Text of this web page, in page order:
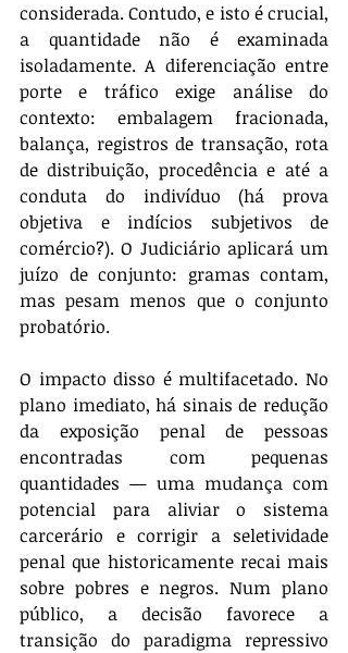
considerada. Contudo, e isto é crucial,
a quantidade não é examinada
isoladamente. A diferenciação entre
porte e tráfico exige análise do
contexto: embalagem fracionada,
balança, registros de transação, rota
de distribuição, procedência e até a
conduta do indivíduo (há prova
objetiva e indícios subjetivos de
comércio?). O Judiciário aplicará um
juízo de conjunto: gramas contam,
mas pesam menos que o conjunto
probatório.
O impacto disso é multifacetado. No
plano imediato, há sinais de redução
da exposição penal de pessoas
encontradas com pequenas
quantidades — uma mudança com
potencial para aliviar o sistema
carcerário e corrigir a seletividade
penal que historicamente recai mais
sobre pobres e negros. Num plano
público, a decisão favorece a
transição do paradigma repressivo